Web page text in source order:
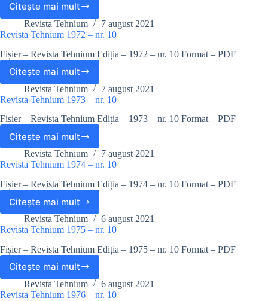
Citește mai mult
Revista
Tehnium
1971
nr.
10
Revista Tehnium
7 august 2021
Revista Tehnium 1972 – nr. 10
Fișier – Revista Tehnium Ediția – 1972 – nr. 10 Format – PDF
Citește mai mult
Revista
Tehnium
1972
nr.
10
Revista Tehnium
7 august 2021
Revista Tehnium 1973 – nr. 10
Fișier – Revista Tehnium Ediția – 1973 – nr. 10 Format – PDF
Citește mai mult
Revista
Tehnium
1973
nr.
10
Revista Tehnium
7 august 2021
Revista Tehnium 1974 – nr. 10
Fișier – Revista Tehnium Ediția – 1974 – nr. 10 Format – PDF
Citește mai mult
Revista
Tehnium
1974
nr.
10
Revista Tehnium
6 august 2021
Revista Tehnium 1975 – nr. 10
Fișier – Revista Tehnium Ediția – 1975 – nr. 10 Format – PDF
Citește mai mult
Revista
Tehnium
1975
Revista Tehnium
6 august 2021
Revista Tehnium 1976 – nr. 10